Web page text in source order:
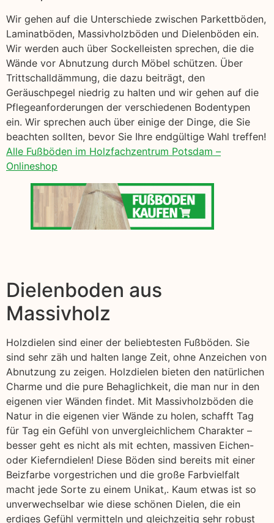
Wir gehen auf die Unterschiede zwischen Parkettböden,
Laminatböden, Massivholzböden und Dielenböden ein.
Wir werden auch über Sockelleisten sprechen, die die
Wände vor Abnutzung durch Möbel schützen. Über
Trittschalldämmung, die dazu beiträgt, den
Geräuschpegel niedrig zu halten und wir gehen auf die
Pflegeanforderungen der verschiedenen Bodentypen
ein. Wir sprechen auch über einige der Dinge, die Sie
beachten sollten, bevor Sie Ihre endgültige Wahl treffen!
Alle Fußböden im Holzfachzentrum Potsdam –
Onlineshop
Dielenboden aus
Massivholz
Holzdielen sind einer der beliebtesten Fußböden. Sie
sind sehr zäh und halten lange Zeit, ohne Anzeichen von
Abnutzung zu zeigen. Holzdielen bieten den natürlichen
Charme und die pure Behaglichkeit, die man nur in den
eigenen vier Wänden findet. Mit Massivholzböden die
Natur in die eigenen vier Wände zu holen, schafft Tag
für Tag ein Gefühl von unvergleichlichem Charakter –
besser geht es nicht als mit echten, massiven Eichen-
oder Kieferndielen! Diese Böden sind bereits mit einer
Beizfarbe vorgestrichen und die große Farbvielfalt
macht jede Sorte zu einem Unikat,. Kaum etwas ist so
unverwechselbar wie diese schönen Dielen, die ein
erdiges Gefühl vermitteln und gleichzeitig sehr robust